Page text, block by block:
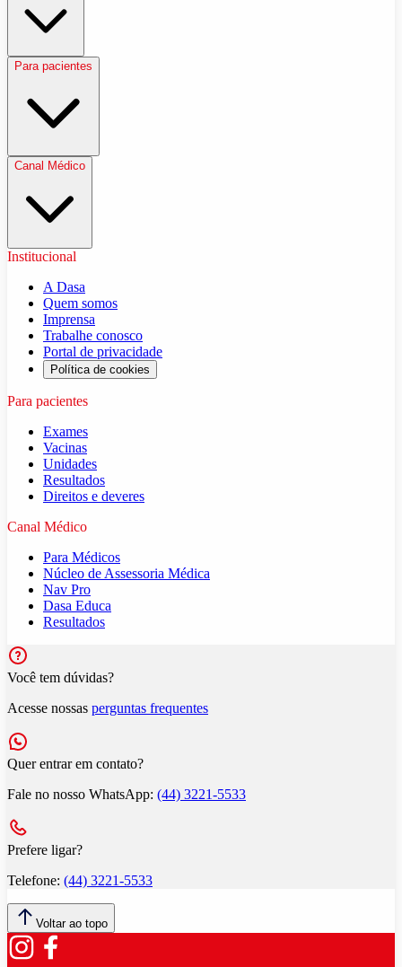
Para pacientes
Canal Médico
Institucional
A Dasa
Quem somos
Imprensa
Trabalhe conosco
Portal de privacidade
Política de cookies
Para pacientes
Exames
Vacinas
Unidades
Resultados
Direitos e deveres
Canal Médico
Para Médicos
Núcleo de Assessoria Médica
Nav Pro
Dasa Educa
Resultados
Você tem dúvidas?
Acesse nossas perguntas frequentes
Quer entrar em contato?
Fale no nosso WhatsApp: (44) 3221-5533
Prefere ligar?
Telefone: (44) 3221-5533
Voltar ao topo